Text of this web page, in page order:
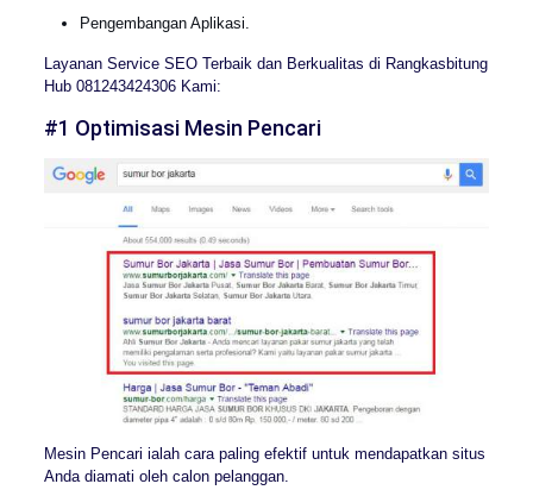
Pengembangan Aplikasi.
Layanan Service SEO Terbaik dan Berkualitas di Rangkasbitung
Hub 081243424306 Kami:
#1 Optimisasi Mesin Pencari
Mesin Pencari ialah cara paling efektif untuk mendapatkan situs
Anda diamati oleh calon pelanggan.